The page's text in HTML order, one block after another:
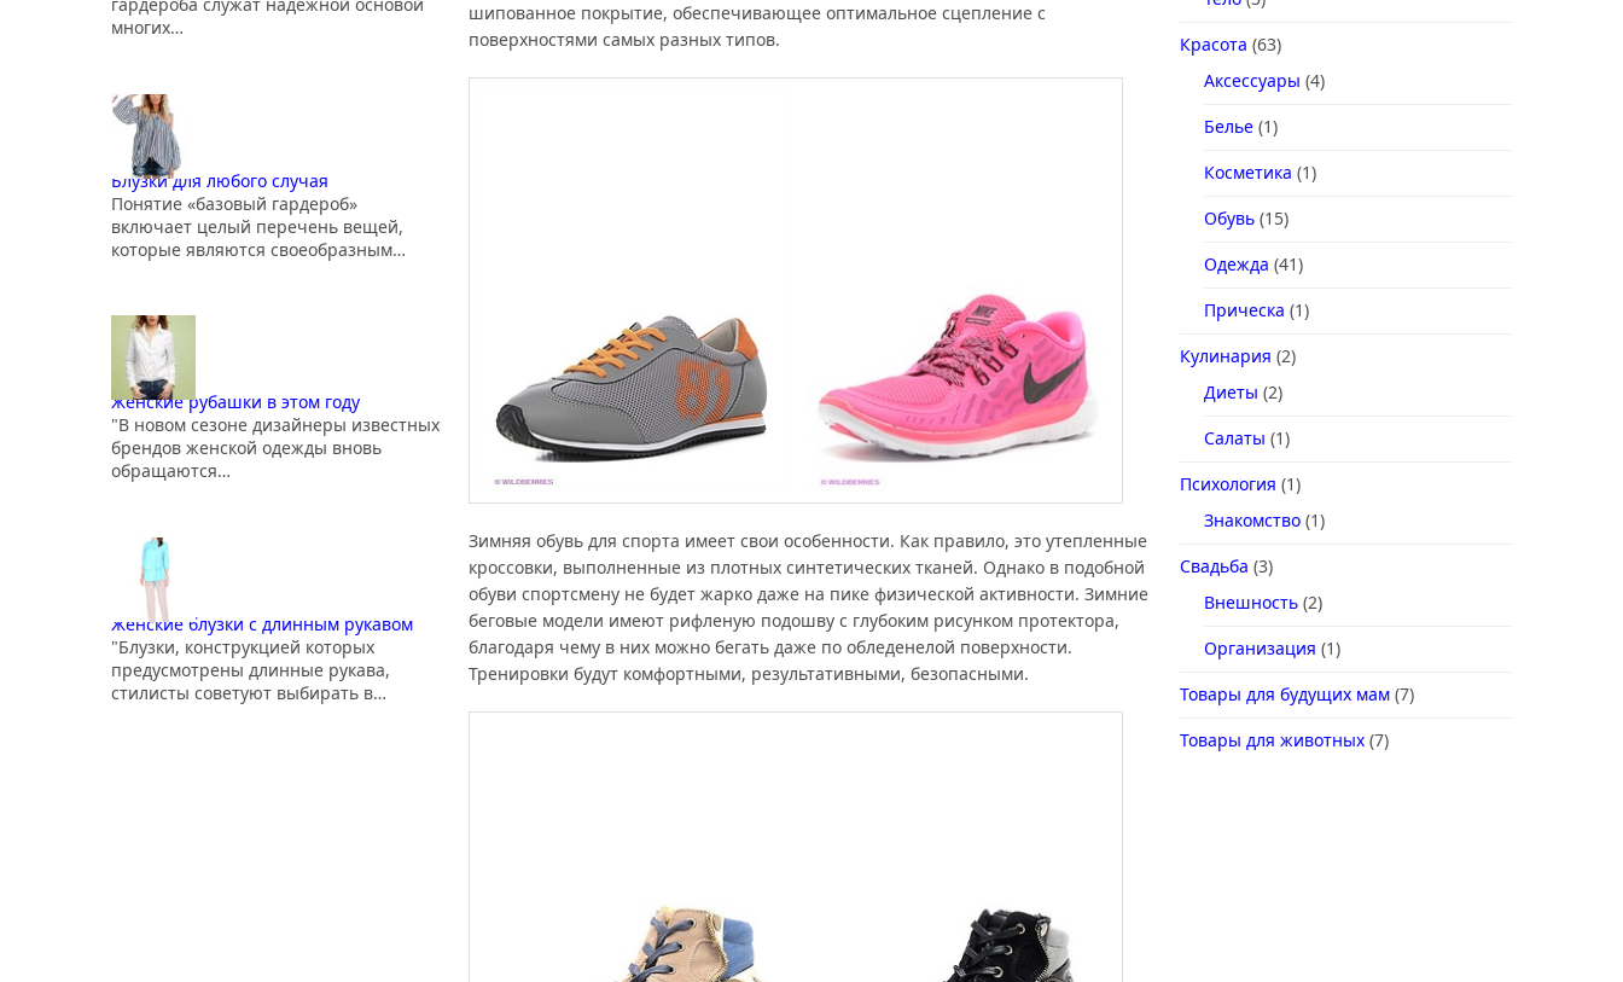
шипованное покрытие, обеспечивающее оптимальное сцепление с
поверхностями самых разных типов.
Зимняя обувь для спорта имеет свои особенности. Как правило, это утепленные
кроссовки, выполненные из плотных синтетических тканей. Однако в подобной
обуви спортсмену не будет жарко даже на пике физической активности. Зимние
беговые модели имеют рифленую подошву с глубоким рисунком протектора,
благодаря чему в них можно бегать даже по обледенелой поверхности.
Тренировки будут комфортными, результативными, безопасными.
многих…
Блузки для любого случая
Понятие «базовый гардероб»
включает целый перечень вещей,
которые являются своеобразным…
Женские рубашки в этом году
"В новом сезоне дизайнеры известных
брендов женской одежды вновь
обращаются…
Женские блузки с длинным рукавом
"Блузки, конструкцией которых
предусмотрены длинные рукава,
стилисты советуют выбирать в…
Красота (63)
Аксессуары (4)
Белье (1)
Косметика (1)
Обувь (15)
Одежда (41)
Прическа (1)
Кулинария (2)
Диеты (2)
Салаты (1)
Психология (1)
Знакомство (1)
Свадьба (3)
Внешность (2)
Организация (1)
Товары для будущих мам (7)
Товары для животных (7)